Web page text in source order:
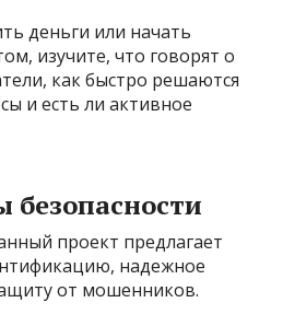
деньги или начать
изучите, что говорят о
как быстро решаются
и есть ли активное
проект предлагает
надежное
от мошенников.